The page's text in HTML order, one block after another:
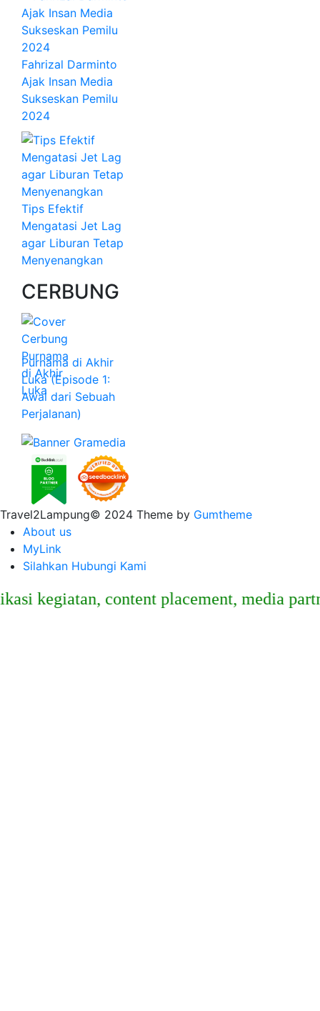
Fahrizal Darminto
Ajak Insan Media
Sukseskan Pemilu
2024
Tips Efektif
Mengatasi Jet Lag
agar Liburan Tetap
Menyenangkan
CERBUNG
Purnama di Akhir
Luka (Episode 1:
Awal dari Sebuah
Perjalanan)
Travel2Lampung© 2024 Theme by Gumtheme
About us
MyLink
Silahkan Hubungi Kami
content placement, media partner,